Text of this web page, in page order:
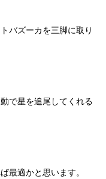
バズーカを三脚に取り
で星を追尾してくれる
最適かと思います。